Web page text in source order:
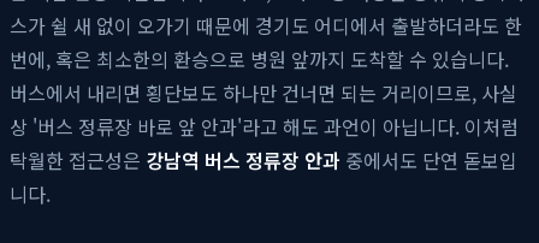
스가 쉴 새 없이 오가기 때문에 경기도 어디에서 출발하더라도 한
번에, 혹은 최소한의 환승으로 병원 앞까지 도착할 수 있습니다.
버스에서 내리면 횡단보도 하나만 건너면 되는 거리이므로, 사실
상 '버스 정류장 바로 앞 안과'라고 해도 과언이 아닙니다. 이처럼
탁월한 접근성은 강남역 버스 정류장 안과 중에서도 단연 돋보입
니다.